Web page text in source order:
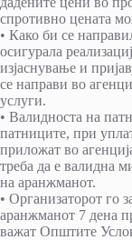
спротивно цената
• Како би се
осигурала
изјаснување и
се направи во
услуги.
• Валидноста на
патниците, при
приложат во
треба да е валидна
на аранжманот.
• Организаторот го
аранжманот 7 дена
важат Општите